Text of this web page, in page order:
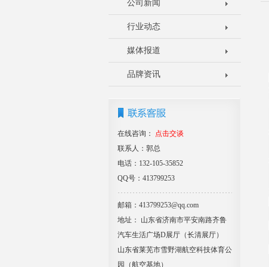
公司新闻
行业动态
媒体报道
品牌资讯
在线咨询：
点击交谈
联系人：郭总
电话：132-105-35852
QQ号：413799253
邮箱：413799253@qq.com
地址： 山东省济南市平安南路齐鲁
汽车生活广场D展厅（长清展厅）
山东省莱芜市雪野湖航空科技体育公
园（航空基地）